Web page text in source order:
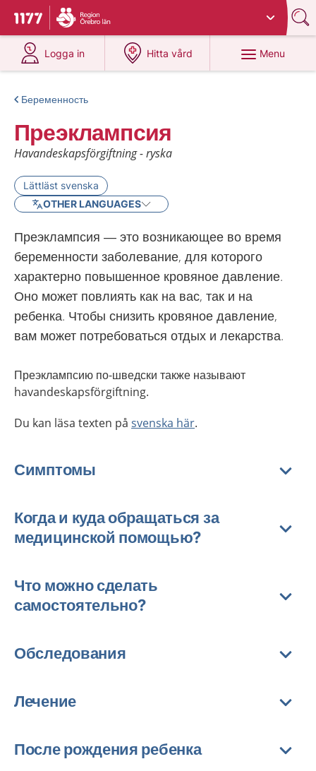
To start page for 1177
Du har valt region
Logga in
at 1177.se
Hitta vård
at 1177.se
Menu
Беременность
Преэклампсия
Havandeskapsförgiftning - ryska
Lättläst svenska
OTHER LANGUAGES
Преэклампсия — это возникающее во время
беременности заболевание, для которого
характерно повышенное кровяное давление.
Оно может повлиять как на вас, так и на
ребенка. Чтобы снизить кровяное давление,
вам может потребоваться отдых и лекарства.
Преэклампсию по-шведски также называют
havandeskapsförgiftning.
Du kan läsa texten på svenska här.
Симптомы
Когда и куда обращаться за
медицинской помощью?
Что можно сделать
самостоятельно?
Обследования
Лечение
После рождения ребенка